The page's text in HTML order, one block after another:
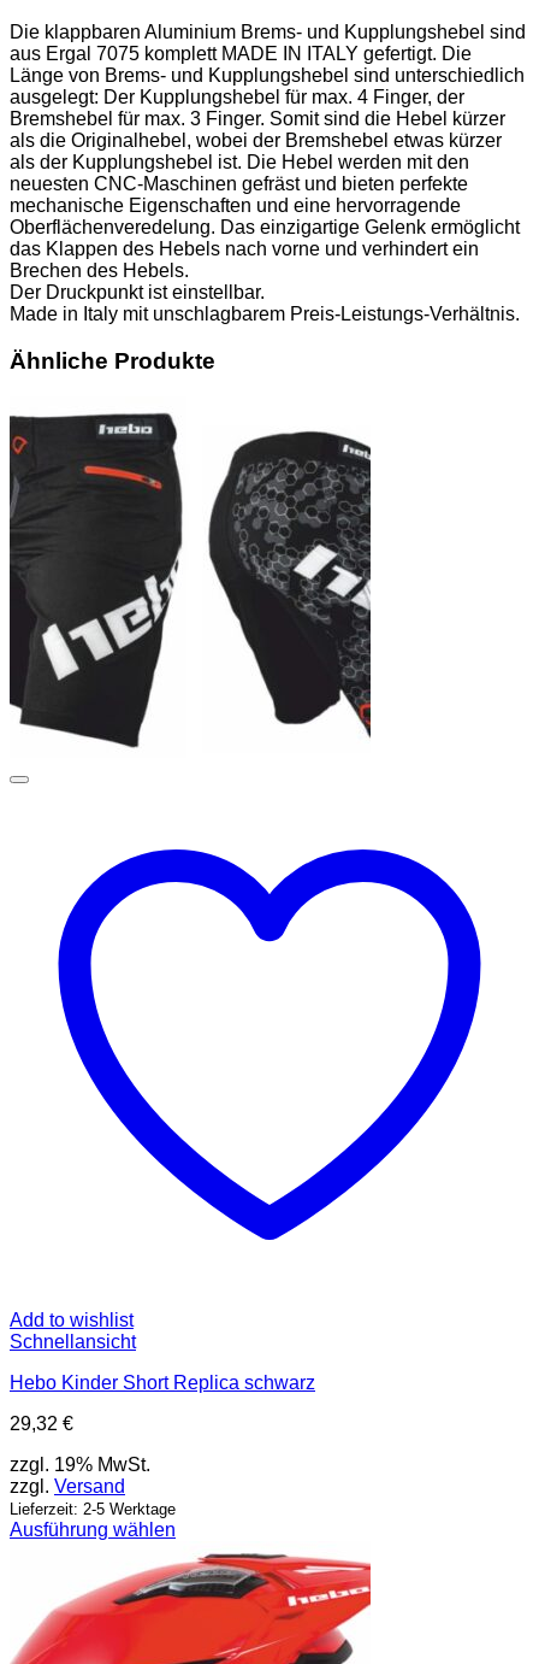
Die klappbaren Aluminium Brems- und Kupplungshebel sind
aus Ergal 7075 komplett MADE IN ITALY gefertigt. Die
Länge von Brems- und Kupplungshebel sind unterschiedlich
ausgelegt: Der Kupplungshebel für max. 4 Finger, der
Bremshebel für max. 3 Finger. Somit sind die Hebel kürzer
als die Originalhebel, wobei der Bremshebel etwas kürzer
als der Kupplungshebel ist. Die Hebel werden mit den
neuesten CNC-Maschinen gefräst und bieten perfekte
mechanische Eigenschaften und eine hervorragende
Oberflächenveredelung. Das einzigartige Gelenk ermöglicht
das Klappen des Hebels nach vorne und verhindert ein
Brechen des Hebels.
Der Druckpunkt ist einstellbar.
Made in Italy mit unschlagbarem Preis-Leistungs-Verhältnis.
Ähnliche Produkte
Add to wishlist
Schnellansicht
Hebo Kinder Short Replica schwarz
29,32 €
zzgl. 19% MwSt.
zzgl. Versand
Lieferzeit: 2-5 Werktage
Ausführung wählen
mehrere
Varianten
auf.